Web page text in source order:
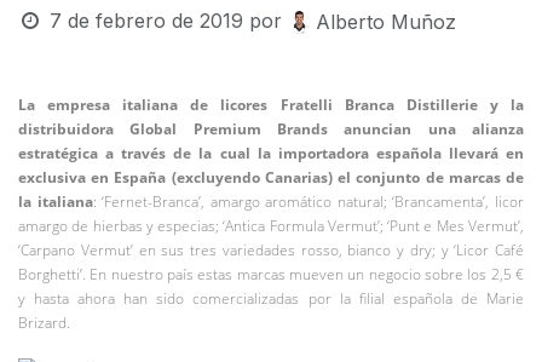
7 de febrero de 2019 por Alberto Muñoz
La empresa italiana de licores Fratelli Branca Distillerie y la
distribuidora Global Premium Brands anuncian una alianza
estratégica a través de la cual la importadora española llevará en
exclusiva en España (excluyendo Canarias) el conjunto de marcas de
la italiana: ‘Fernet-Branca’, amargo aromático natural; ‘Brancamenta’, licor
amargo de hierbas y especias; ‘Antica Formula Vermut’; ‘Punt e Mes Vermut’,
‘Carpano Vermut’ en sus tres variedades rosso, bianco y dry; y ‘Licor Café
Borghetti’. En nuestro país estas marcas mueven un negocio sobre los 2,5 €
y hasta ahora han sido comercializadas por la filial española de Marie
Brizard.